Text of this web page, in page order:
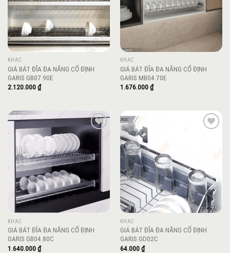
KHÁC
GIÁ BÁT ĐĨA ĐA NĂNG CỐ ĐỊNH
GARIS GB07.90E
2.120.000₫
KHÁC
GIÁ BÁT ĐĨA ĐA NĂNG CỐ ĐỊNH
GARIS MB04.70E
1.676.000₫
KHÁC
GIÁ BÁT ĐĨA ĐA NĂNG CỐ ĐỊNH
GARIS GB04.80C
1.640.000₫
KHÁC
GIÁ BÁT ĐĨA ĐA NĂNG CỐ ĐỊNH
GARIS GD02C
64.000₫